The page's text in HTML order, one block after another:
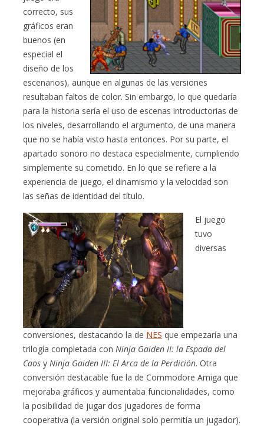
correcto, sus
gráficos eran
buenos (en
especial el
diseño de los
escenarios), aunque en algunas de las versiones
resultaban faltos de color. Sin embargo, lo que quedaría
para la historia sería el uso de escenas introductorias de
los niveles, desarrollando el argumento, de una manera
que no se había visto hasta entonces. Por su parte, el
apartado sonoro no destaca especialmente, cumpliendo
simplemente su cometido. En lo que se refiere a la
experiencia de juego, el dinamismo y la velocidad son
las señas de identidad del título.
El juego
tuvo
diversas
conversiones, destacando la de NES que empezaría una
trilogía completada con Ninja Gaiden II: la Espada del
Caosy Ninja Gaiden III: El Arca de la Perdición. Otra
conversión destacable fue la de Commodore Amiga que
mejoraba gráficos y aumentaba funcionalidades, como
la posibilidad de jugar dos jugadores de forma
cooperativa (la versión original solo permitía un jugador).